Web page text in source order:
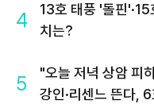
4
13호 태풍 '돌핀'·15
치는?
5
"오늘 저녁 상암 피
강인·리센느 뜬다,